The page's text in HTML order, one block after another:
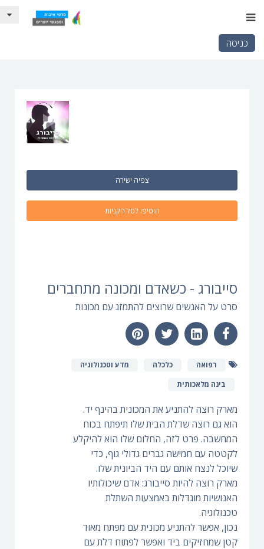
כניסה
צפיה ישירה
הוסיפו לסל הקניות
סייבורג - כשאדם ומכונה מתחברים
סרט על האנשים שרוצים להתמזג עם מכונות
רפואה כלכלה
מדע וטכנולוגיה
בינה מלאכותית
מארק רוצה להתניע את המכונית בהינף יד.
הוא גם רוצה שדלת הבית שלו תיפתח בכוח
המחשבה. פרט לזה, החלום שלו הוא להיקלע
לקטטה עם חמישה גברים גדולי גוף, כדי
שיוכל לנצח אותם עם היד הביונית שלו.
מארק רוצה להיות סייבורג: אדם שיכולותיו
האנושיות מוגדלות באמצעות השתלת
טכנולוגיה.
נכון, אפשר להתניע מכונית עם מפתח מאוד
קטן שמחזיקים ביד ואפשר לפתוח דלת עם